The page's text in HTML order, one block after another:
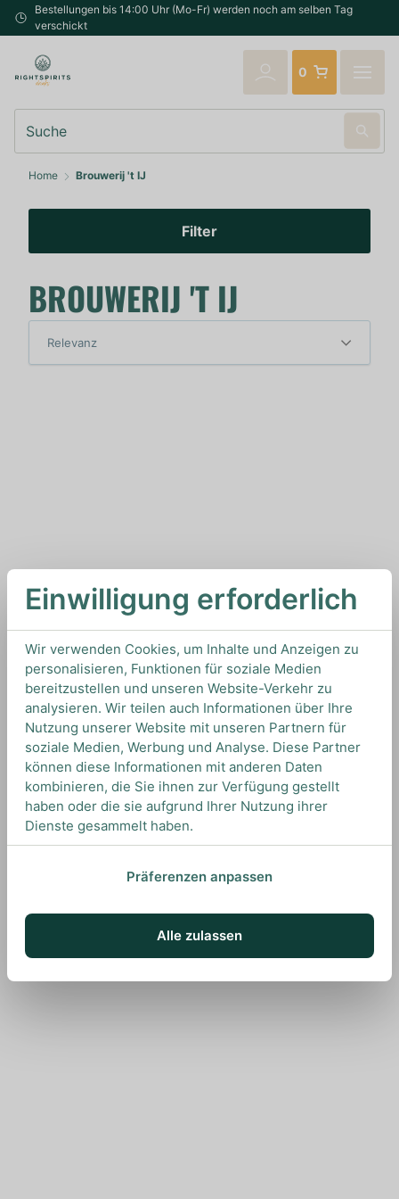
Bestellungen bis 14:00 Uhr (Mo-Fr) werden noch am selben Tag
verschickt
0
Home Brouwerij 't IJ
Filter
BROUWERIJ 'T IJ
Einwilligung erforderlich
Wir verwenden Cookies, um Inhalte und Anzeigen zu
personalisieren, Funktionen für soziale Medien
bereitzustellen und unseren Website-Verkehr zu
analysieren. Wir teilen auch Informationen über Ihre
Nutzung unserer Website mit unseren Partnern für
soziale Medien, Werbung und Analyse. Diese Partner
können diese Informationen mit anderen Daten
kombinieren, die Sie ihnen zur Verfügung gestellt
haben oder die sie aufgrund Ihrer Nutzung ihrer
Dienste gesammelt haben.
Präferenzen anpassen
Alle zulassen